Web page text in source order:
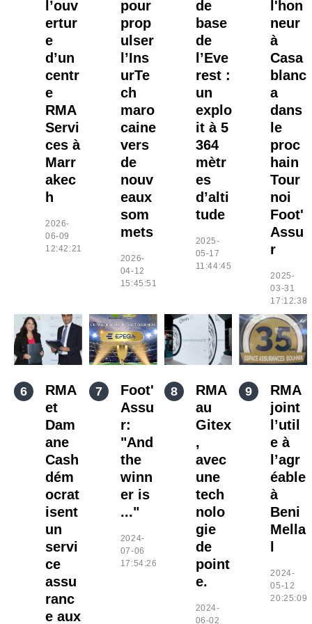
l’ouv
ertur
e
d’un
centr
e
RMA
Servi
ces à
Marr
akec
h
2026-
06-09
12:42:21
pour
prop
ulser
l’Ins
urTe
ch
maro
caine
vers
de
nouv
eaux
som
mets
2026-
04-12
15:45:51
de
base
de
l’Eve
rest :
un
explo
it à 5
364
mètr
es
d’alti
tude
2025-
05-17
11:44:45
l'hon
neur
à
Casa
blanc
a
dans
le
proc
hain
Tour
noi
Foot'
Assu
r
2025-
03-31
17:12:38
RMA
et
Dam
ane
Cash
dém
ocrat
isent
un
servi
ce
assu
ranc
e aux
Foot'
Assu
r:
"And
the
winn
er is
..."
2024-
07-06
17:54:26
RMA
au
Gitex
,
avec
une
tech
nolo
gie
de
point
e.
2024-
06-02
RMA
joint
l’util
e à
l’agr
éable
à
Beni
Mella
2024-
05-12
20:25:09